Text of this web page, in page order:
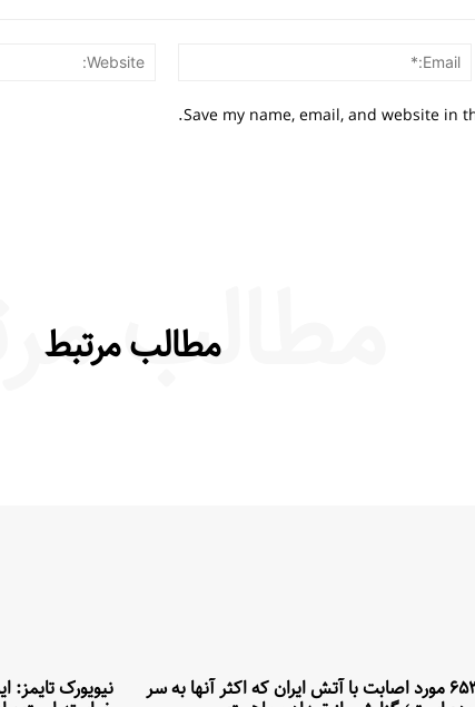
Save my name, email, and website in
مطالب مرتبط
مطالب
۶۵۳ مورد اصابت با آتش ایران که اکثر آنها به سر نیویورک تایمز: